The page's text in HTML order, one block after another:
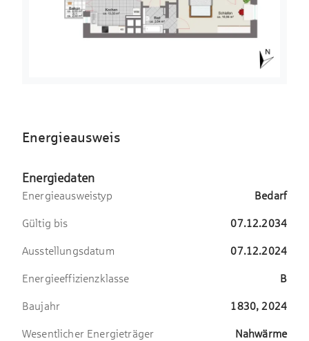
Das Viertel ist perfekt an das öffentliche Verkehrsnetz
angebunden: Die U-Bahn-Haltestelle „Fraunhoferstraße“
befindet sich direkt vor der Tür, ebenso wie zahlreiche
Tram- und Buslinien. So erreichen Sie in kürzester Zeit alle
Energieausweis
Energiedaten
Energieausweistyp Bedarf
Gültig bis 07.12.2034
Ausstellungsdatum 07.12.2024
Energieeffizienzklasse B
Baujahr 1830, 2024
Wesentlicher Energieträger Nahwärme